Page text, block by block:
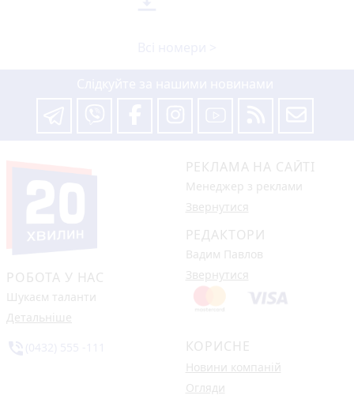
РОБОТА У НАС
Шукаєм таланти
Детальніше
РЕКЛАМА НА САЙТІ
Менеджер з реклами
Звернутися
РЕДАКТОРИ
Вадим Павлов
Звернутися
КОРИСНЕ
Новини компаній
Огляди